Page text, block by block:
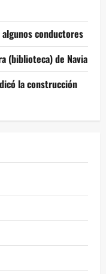
conductores
(biblioteca) de Navia
la construcción